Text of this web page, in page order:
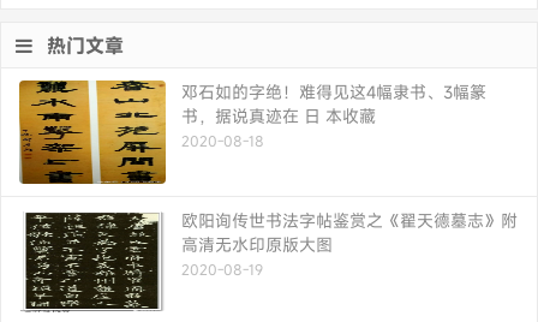
热门文章
邓石如的字绝！难得见这4幅隶书、3幅篆
书，据说真迹在 日 本收藏
2020-08-18
欧阳询传世书法字帖鉴赏之《翟天德墓志》附
高清无水印原版大图
2020-08-19